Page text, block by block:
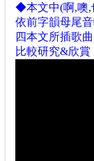
◆本文中(啊,噢,
依前字韻母尾
四本文所插歌
比較研究&欣賞